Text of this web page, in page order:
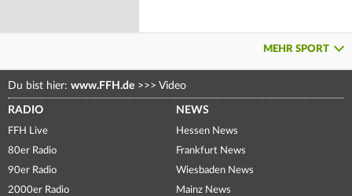
MEHR SPORT
Du bist hier: www.FFH.de >>> Video
RADIO
FFH Live
80er Radio
90er Radio
2000er Radio
NEWS
Hessen News
Frankfurt News
Wiesbaden News
Mainz News